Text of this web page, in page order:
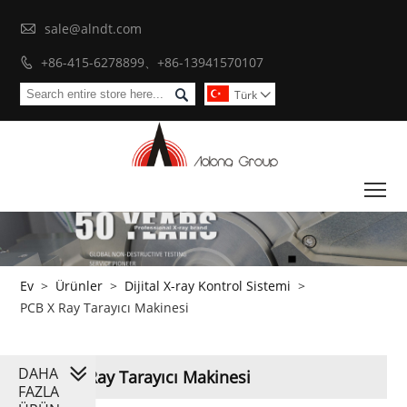
 sale@alndt.com
 +86-415-6278899、+86-13941570107
 Türk 
Ev > Ürünler > Dijital X-ray Kontrol Sistemi >
PCB X Ray Tarayıcı Makinesi
PCB X Ray Tarayıcı Makinesi
DAHA
FAZLA